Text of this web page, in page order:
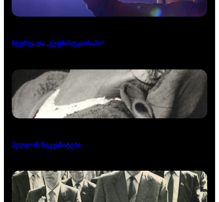
სტურუა და „ვეფხისტყაოსანი“
ჰელლის რეკვიზიტები